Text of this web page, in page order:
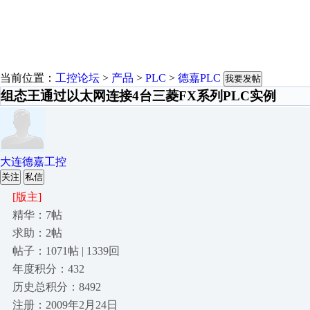
当前位置： 工控论坛 > 产品 > PLC > 德嘉PLC 我要发帖
组态王通过以太网连接4台三菱FX系列PLC实例
大连德嘉工控
关注 私信
[版主]
精华：7帖
求助：2帖
帖子：1071帖 | 1339回
年度积分：432
历史总积分：8492
注册：2009年2月24日